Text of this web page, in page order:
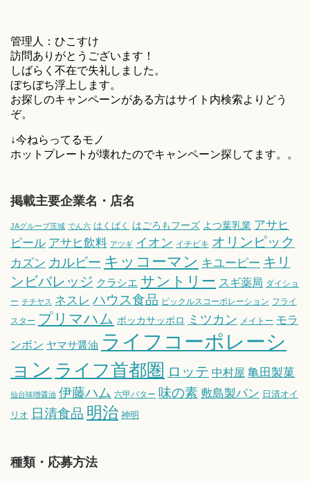
管理人：ひこすけ
訪問ありがとうございます！
しばらく不在で失礼しました。
ぼちぼち浮上します。
お探しのキャンペーンがある方はサイト内検索よりどう
ぞ。
↓今ねらってるモノ
ホットプレートが壊れたのでキャンペーン探してます。。
掲載主要企業名・店名
JAグループ茨城 でん六 はくばく はごろもフーズ よつ葉乳業 アサヒ
ビール アサヒ飲料 アツギ イオン イチビキ オリンピック
カズン カルビー キッコーマン キユーピー キリ
ンビバレッジ クラシエ サントリー スギ薬局 ダイショ
ー チチヤス ネスレ ハウス食品 ピックルスコーポレーション フライ
スター プリマハム ポッカサッポロ ミツカン メイトー モラ
ンボン ヤマサ醤油 ライフコーポレーシ
ョン ライフ首都圏 ロッテ 中村屋 亀田製菓
仙台味噌醤油 伊藤ハム 六甲バター 味の素 敷島製パン 日清オイ
リオ 日清食品 明治 神明
種類・応募方法